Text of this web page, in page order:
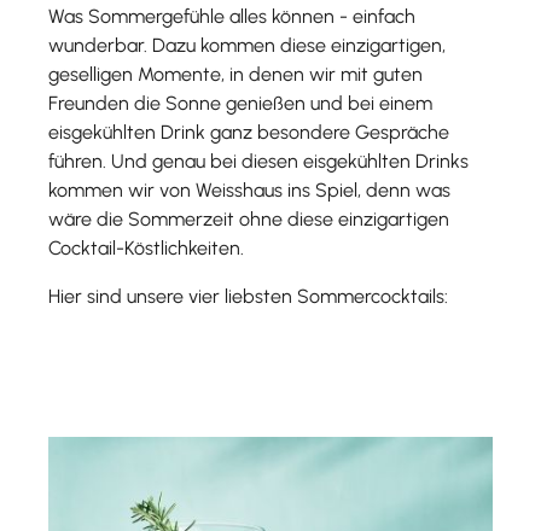
Was Sommergefühle alles können - einfach
wunderbar. Dazu kommen diese einzigartigen,
geselligen Momente, in denen wir mit guten
Freunden die Sonne genießen und bei einem
eisgekühlten Drink ganz besondere Gespräche
führen. Und genau bei diesen eisgekühlten Drinks
kommen wir von Weisshaus ins Spiel, denn was
wäre die Sommerzeit ohne diese einzigartigen
Cocktail-Köstlichkeiten.
Hier sind unsere vier liebsten Sommercocktails: